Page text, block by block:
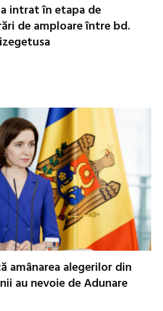
intrat în etapa de
de amploare între bd.
amânarea alegerilor din
au nevoie de Adunare